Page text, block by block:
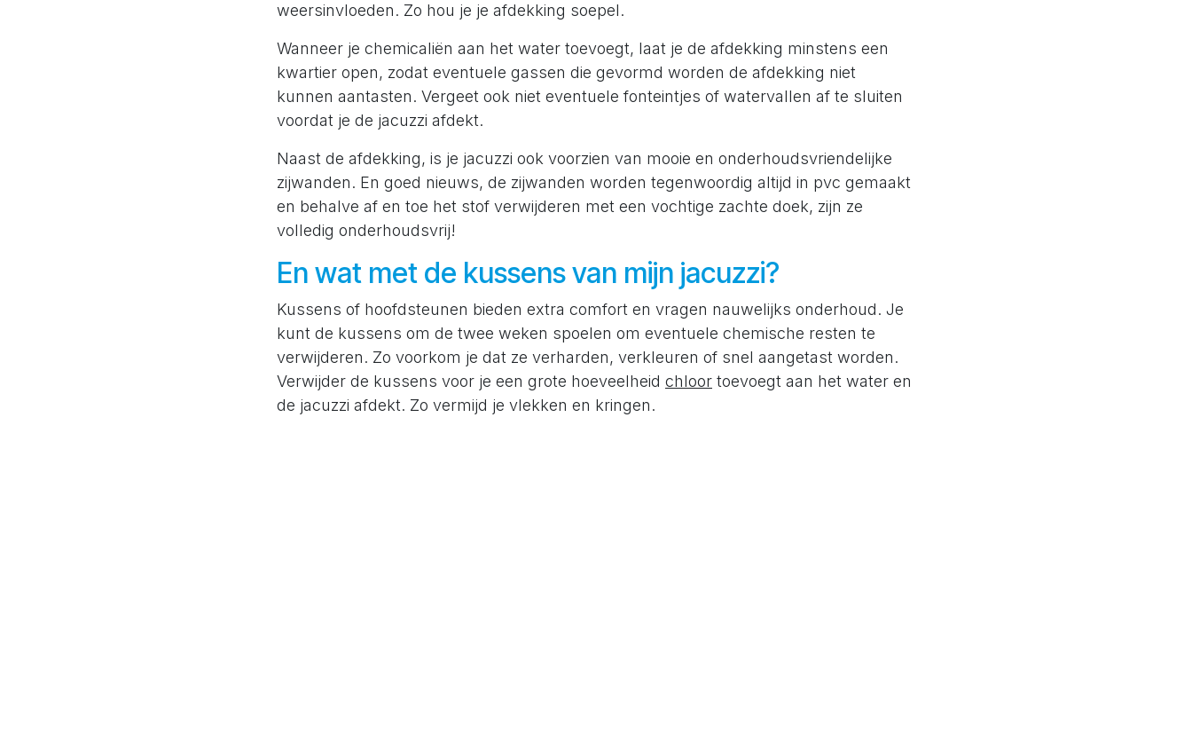
weersinvloeden. Zo hou je je afdekking soepel.
Wanneer je chemicaliën aan het water toevoegt, laat je de afdekking minstens een
kwartier open, zodat eventuele gassen die gevormd worden de afdekking niet
kunnen aantasten. Vergeet ook niet eventuele fonteintjes of watervallen af te sluiten
voordat je de jacuzzi afdekt.
Naast de afdekking, is je jacuzzi ook voorzien van mooie en onderhoudsvriendelijke
zijwanden. En goed nieuws, de zijwanden worden tegenwoordig altijd in pvc gemaakt
en behalve af en toe het stof verwijderen met een vochtige zachte doek, zijn ze
volledig onderhoudsvrij!
En wat met de kussens van mijn jacuzzi?
Kussens of hoofdsteunen bieden extra comfort en vragen nauwelijks onderhoud. Je
kunt de kussens om de twee weken spoelen om eventuele chemische resten te
verwijderen. Zo voorkom je dat ze verharden, verkleuren of snel aangetast worden.
Verwijder de kussens voor je een grote hoeveelheid chloor toevoegt aan het water en
de jacuzzi afdekt. Zo vermijd je vlekken en kringen.